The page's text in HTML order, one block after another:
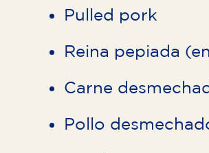
Pulled pork
Reina pepiada
Carne
Pollo